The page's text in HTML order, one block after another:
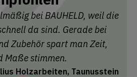
bei BAUHELD, weil die
da sind. Gerade bei
Zubehör spart man Zeit,
Maße stimmen.
Holzarbeiten, Taunusstein